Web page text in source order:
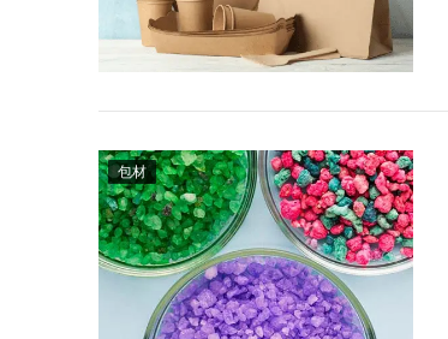
包材